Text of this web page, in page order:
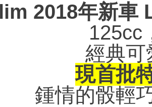
2018年新車
125cc
經典可
現首批
鍾情的骰輕